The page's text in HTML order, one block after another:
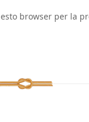
browser per la